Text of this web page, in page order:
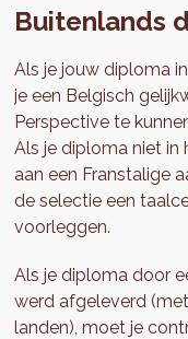
Buitenlands
Als je jouw diploma
je een Belgisch
Perspective te
Als je diploma niet in
aan een Franstalige
de selectie een
voorleggen.
Als je diploma door
werd afgeleverd
landen), moet je